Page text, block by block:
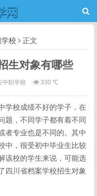
校 正文
生对象有哪些
中职学校 330 ℃
学校成绩不好的学子，在
题，不同学子都有着不同
者专业也是不同的。其中
中，很受初中毕业生比较
该校的学生来说，可能选
四川省档案学校招生对象